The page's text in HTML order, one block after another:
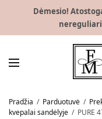
Dėmesio!
Pradžia / Parduotuvė /
kvepalai sandėlyje / PURE